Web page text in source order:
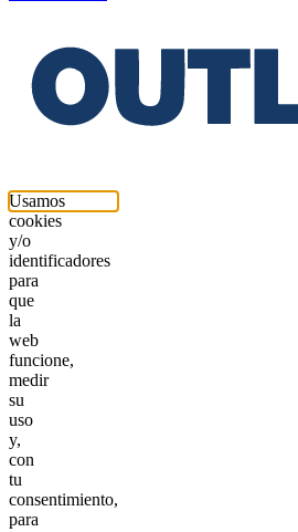
Usamos
cookies
y/o
identificadores
para
que
la
web
funcione,
medir
su
uso
y,
con
tu
consentimiento,
para